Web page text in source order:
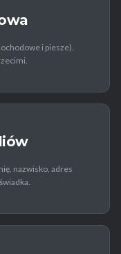
i piesze).
nazwisko, adres